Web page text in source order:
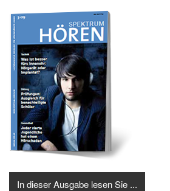
In dieser Ausgabe lesen Sie ...